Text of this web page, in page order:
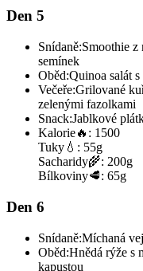
Den 5
Snídaně:Smoothie z
semínek
Oběd:Quinoa salát
Večeře:Grilované
zelenými fazolkami
Snack:Jablkové
Kalorie🔥: 1500
Tuky 💧: 55g
Sacharidy🌾: 200g
Bílkoviny🥩: 65g
Den 6
Snídaně:Míchaná
Oběd:Hnědá rýže s
kapustou